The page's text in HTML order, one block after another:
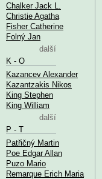
Chalker Jack L.
Christie Agatha
Fisher Catherine
Folný Jan
další
K - O
Kazancev Alexander
Kazantzakis Nikos
King Stephen
King William
další
P - T
Patřičný Martin
Poe Edgar Allan
Puzo Mario
Remarque Erich Maria